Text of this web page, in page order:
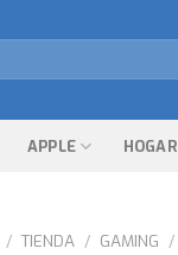
APPLE HOGAR
/ TIENDA / GAMING /